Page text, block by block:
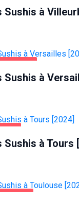
à
Sushis à
à Tours